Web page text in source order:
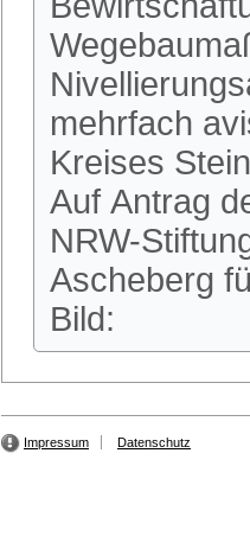
mehrfach
Kreises
Auf Antrag
NRW-
Ascheberg
Bild:
Impressum Datenschutz